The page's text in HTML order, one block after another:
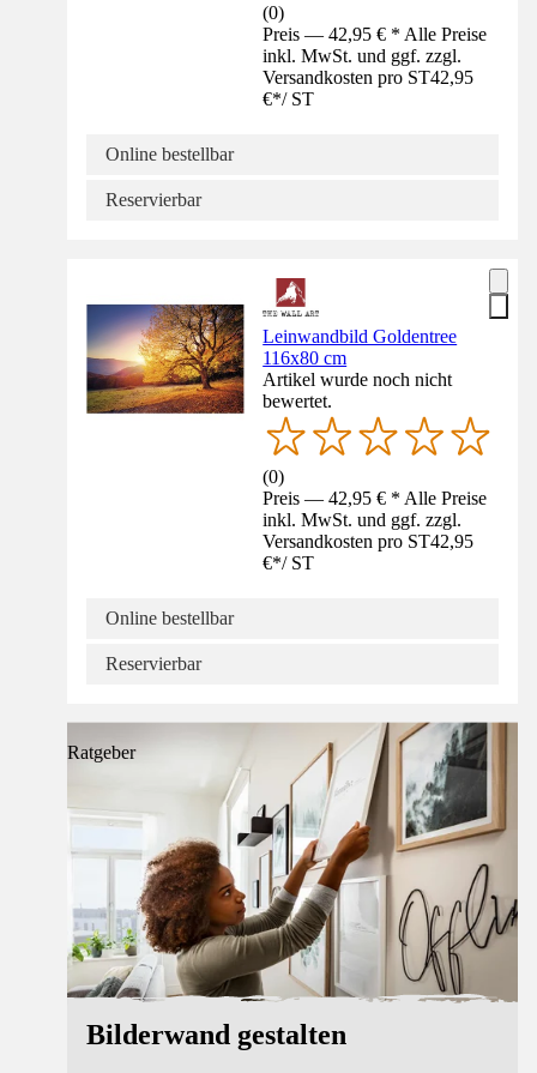
(0)
Preis — 42,95 € * Alle Preise
inkl. MwSt. und ggf. zzgl.
Versandkosten pro ST42,95
€*/ ST
Online bestellbar
Reservierbar
Leinwandbild Goldentree
116x80 cm
Artikel wurde noch nicht
bewertet.
(0)
Preis — 42,95 € * Alle Preise
inkl. MwSt. und ggf. zzgl.
Versandkosten pro ST42,95
€*/ ST
Online bestellbar
Reservierbar
Ratgeber
Bilderwand gestalten